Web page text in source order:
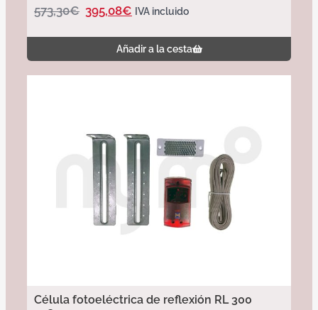
573,30€ 395,08€ IVA incluido
Añadir a la cesta
Célula fotoeléctrica de reflexión RL 300